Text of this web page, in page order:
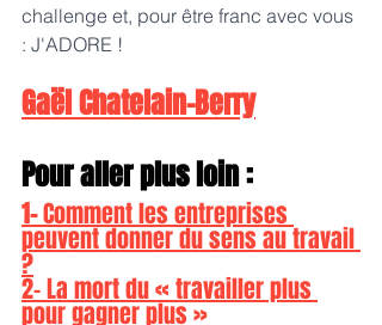
challenge et, pour être franc avec vous
: J'ADORE !
Gaël Chatelain-Berry
Pour aller plus loin :
1- Comment les entreprises
peuvent donner du sens au travail
?
2- La mort du « travailler plus
pour gagner plus »